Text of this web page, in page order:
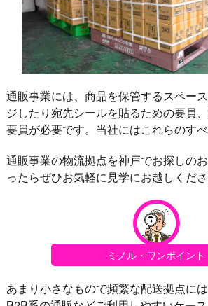
通販事業には、商品を保管するスペー
ジしたり宛先シールを貼るための要員
要員が必要です。当社にはこれらのすべ
通販事業の物流拠点を神戸でお探しの
ったらぜひお気軽に見学にお越しくださ
ミノル・ワンポイント
あまり小さなもので頻繁な配送拠点には